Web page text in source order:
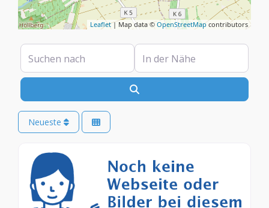
Leaflet| Map data ©OpenStreetMapcontributors
Suchen nach In der Nähe
Neueste